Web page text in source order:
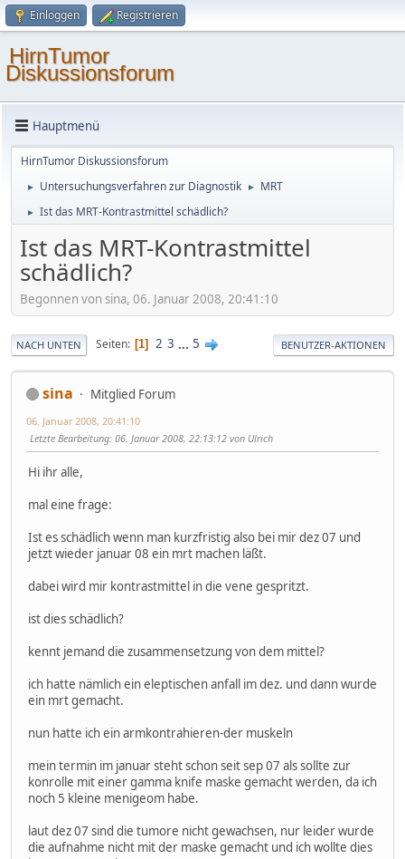
Einloggen Registrieren
HirnTumor
Diskussionsforum
Hauptmenü
HirnTumor Diskussionsforum
► Untersuchungsverfahren zur Diagnostik ► MRT
► Ist das MRT-Kontrastmittel schädlich?
Ist das MRT-Kontrastmittel
schädlich?
Begonnen von sina, 06. Januar 2008, 20:41:10
NACH UNTEN Seiten 1 2 3 ... 5 BENUTZER-AKTIONEN
sina Mitglied Forum
06. Januar 2008, 20:41:10
Letzte Bearbeitung: 06. Januar 2008, 22:13:12 von Ulrich
Hi ihr alle,
mal eine frage:
Ist es schädlich wenn man kurzfristig also bei mir dez 07 und
jetzt wieder januar 08 ein mrt machen läßt.
dabei wird mir kontrastmittel in die vene gespritzt.
ist dies schädlich?
kennt jemand die zusammensetzung von dem mittel?
ich hatte nämlich ein eleptischen anfall im dez. und dann wurde
ein mrt gemacht.
nun hatte ich ein armkontrahieren-der muskeln
mein termin im januar steht schon seit sep 07 als sollte zur
konrolle mit einer gamma knife maske gemacht werden, da ich
noch 5 kleine menigeom habe.
laut dez 07 sind die tumore nicht gewachsen, nur leider wurde
die aufnahme nicht mit der maske gemacht und ich wollte dies